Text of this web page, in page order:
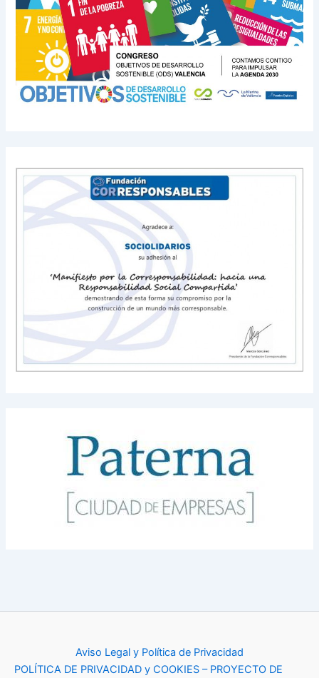
Aviso Legal y Política de Privacidad
POLÍTICA DE PRIVACIDAD y COOKIES – PROYECTO DE